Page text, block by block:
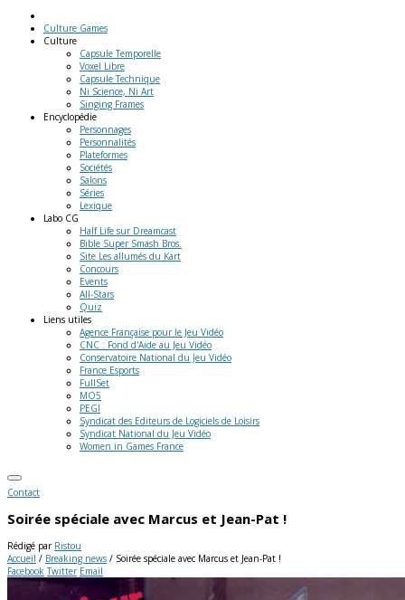
Culture Games
Culture
Capsule Temporelle
Voxel Libre
Capsule Technique
Ni Science, Ni Art
Singing Frames
Encyclopédie
Personnages
Personnalités
Plateformes
Sociétés
Salons
Séries
Lexique
Labo CG
Half Life sur Dreamcast
Bible Super Smash Bros.
Site Les allumés du Kart
Concours
Events
All-Stars
Quiz
Liens utiles
Agence Française pour le Jeu Vidéo
CNC : Fond d'Aide au Jeu Vidéo
Conservatoire National du Jeu Vidéo
France Esports
FullSet
MO5
PEGI
Syndicat des Editeurs de Logiciels de Loisirs
Syndicat National du Jeu Vidéo
Women in Games France
Contact
Soirée spéciale avec Marcus et Jean-Pat !
Rédigé par Ristou
Accueil / Breaking news / Soirée spéciale avec Marcus et Jean-Pat !
Facebook Twitter Email